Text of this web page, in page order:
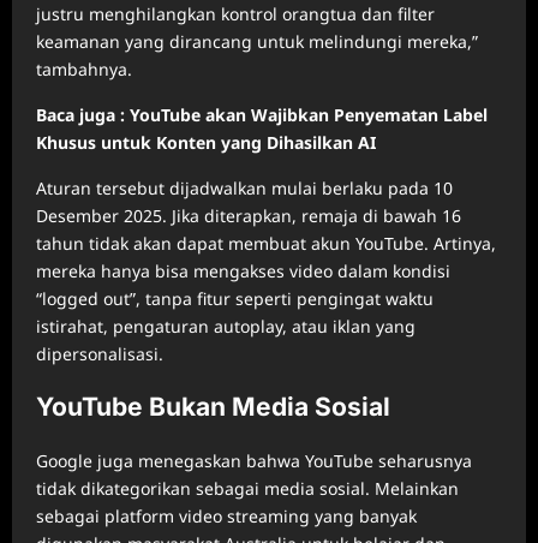
justru menghilangkan kontrol orangtua dan filter
keamanan yang dirancang untuk melindungi mereka,”
tambahnya.
Baca juga : YouTube akan Wajibkan Penyematan Label
Khusus untuk Konten yang Dihasilkan AI
Aturan tersebut dijadwalkan mulai berlaku pada 10
Desember 2025. Jika diterapkan, remaja di bawah 16
tahun tidak akan dapat membuat akun YouTube. Artinya,
mereka hanya bisa mengakses video dalam kondisi
“logged out”, tanpa fitur seperti pengingat waktu
istirahat, pengaturan autoplay, atau iklan yang
dipersonalisasi.
YouTube Bukan Media Sosial
Google juga menegaskan bahwa YouTube seharusnya
tidak dikategorikan sebagai media sosial. Melainkan
sebagai platform video streaming yang banyak